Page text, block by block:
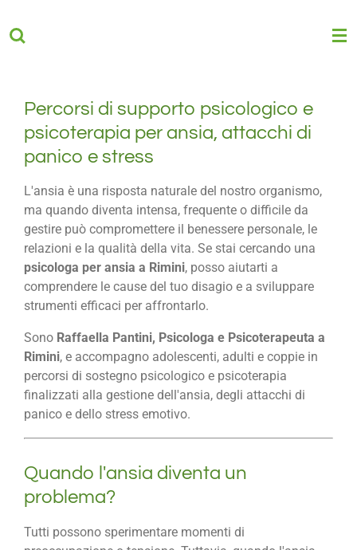
al
Percorsi di supporto psicologico e
psicoterapia per ansia, attacchi di
panico e stress
L'ansia è una risposta naturale del nostro organismo,
ma quando diventa intensa, frequente o difficile da
gestire può compromettere il benessere personale, le
relazioni e la qualità della vita. Se stai cercando una
psicologa per ansia a Rimini, posso aiutarti a
comprendere le cause del tuo disagio e a sviluppare
strumenti efficaci per affrontarlo.
Sono Raffaella Pantini, Psicologa e Psicoterapeuta a
Rimini, e accompagno adolescenti, adulti e coppie in
percorsi di sostegno psicologico e psicoterapia
finalizzati alla gestione dell'ansia, degli attacchi di
panico e dello stress emotivo.
Quando l'ansia diventa un
problema?
Tutti possono sperimentare momenti di